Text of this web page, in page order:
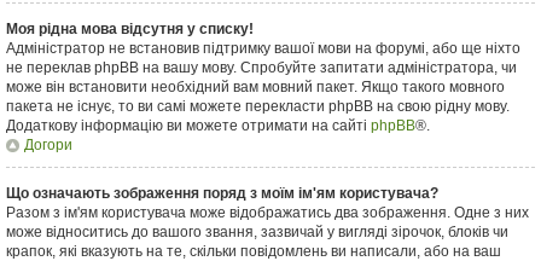
Моя рідна мова відсутня у списку!
Адміністратор не встановив підтримку вашої мови на форумі, або ще ніхто
не переклав phpBB на вашу мову. Спробуйте запитати адміністратора, чи
може він встановити необхідний вам мовний пакет. Якщо такого мовного
пакета не існує, то ви самі можете перекласти phpBB на свою рідну мову.
Додаткову інформацію ви можете отримати на сайті phpBB®.
Догори
Що означають зображення поряд з моїм ім'ям користувача?
Разом з ім'ям користувача може відображатись два зображення. Одне з них
може відноситись до вашого звання, зазвичай у вигляді зірочок, блоків чи
крапок, які вказують на те, скільки повідомлень ви написали, або на ваш